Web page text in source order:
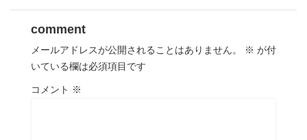
comment
メールアドレスが公開されることはありません。 ※ が付
いている欄は必須項目です
コメント ※